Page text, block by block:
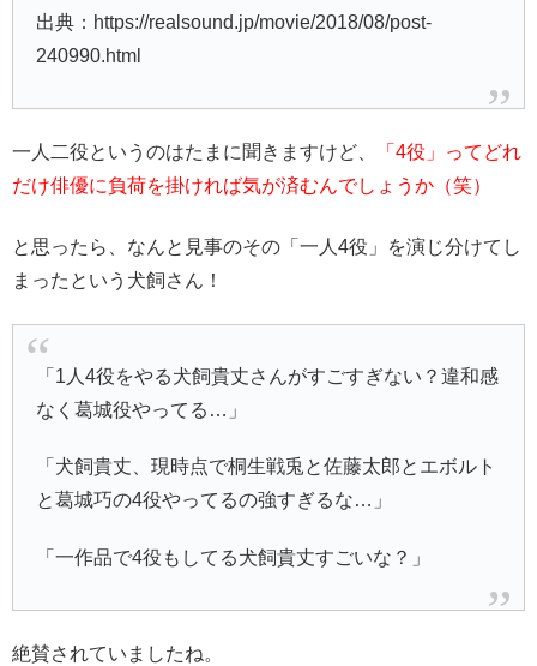
出典：https://realsound.jp/movie/2018/08/post-
240990.html
一人二役というのはたまに聞きますけど、
「4役」ってどれ
だけ俳優に負荷を掛ければ気が済むんでしょうか（笑）
と思ったら、なんと見事のその「一人4役」を演じ分けてし
まったという犬飼さん！
「1人4役をやる犬飼貴丈さんがすごすぎない？違和感
なく葛城役やってる…」
「犬飼貴丈、現時点で桐生戦兎と佐藤太郎とエボルト
と葛城巧の4役やってるの強すぎるな…」
「一作品で4役もしてる犬飼貴丈すごいな？」
絶賛されていましたね。